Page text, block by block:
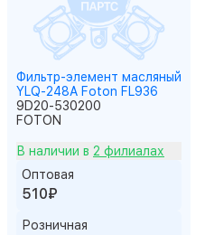
Фильтр-элемент масляный
YLQ-248A Foton FL936
9D20-530200
FOTON
В наличии в 2 филиалах
Оптовая
510₽
Розничная